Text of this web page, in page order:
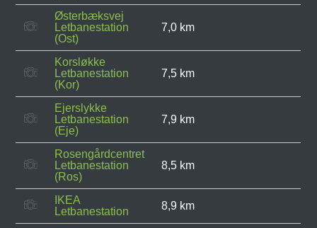
Østerbæksvej
Letbanestation
(Ost)
7,0 km
Korsløkke
Letbanestation
(Kor)
7,5 km
Ejerslykke
Letbanestation
(Eje)
7,9 km
Rosengårdcentret
Letbanestation
(Ros)
8,5 km
IKEA
Letbanestation
8,9 km